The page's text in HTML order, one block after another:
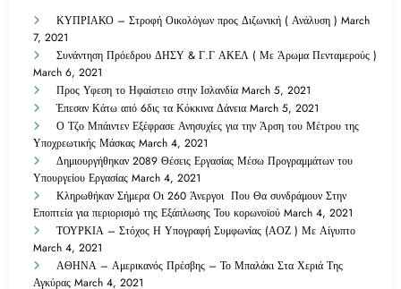
ΚΥΠΡΙΑΚΟ – Στροφή Οικολόγων προς Διζωνική ( Ανάλυση ) March
7, 2021
Συνάντηση Πρόεδρου ΔΗΣΥ & Γ.Γ ΑΚΕΛ ( Με Άρωμα Πενταμερούς )
March 6, 2021
Προς Υφεση το Ηφαίστειο στην Ισλανδία March 5, 2021
Έπεσαν Κάτω από 6δις τα Κόκκινα Δάνεια March 5, 2021
Ο Τζο Μπάιντεν Εξέφρασε Ανησυχίες για την Άρση του Μέτρου της
Υποχρεωτικής Μάσκας March 4, 2021
Δημιουργήθηκαν 2089 Θέσεις Εργασίας Μέσω Προγραμμάτων του
Υπουργείου Εργασίας March 4, 2021
Κληρωθήκαν Σήμερα Οι 260 Άνεργοι Που Θα συνδράμουν Στην
Εποπτεία για περιορισμό της Εξάπλωσης Του κορωνοϊού March 4, 2021
ΤΟΥΡΚΙΑ – Στόχος Η Υπογραφή Συμφωνίας (ΑΟΖ ) Με Αίγυπτο
March 4, 2021
ΑΘΗΝΑ – Αμερικανός Πρέσβης – Το Μπαλάκι Στα Χεριά Της
Αγκύρας March 4, 2021